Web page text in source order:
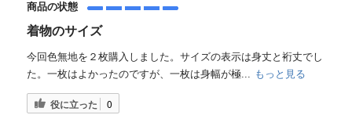
商品の状態
着物のサイズ
今回色無地を２枚購入しました。サイズの表示は身丈と裄丈でし
た。一枚はよかったのですが、一枚は身幅が極... もっと見る
役に立った 0